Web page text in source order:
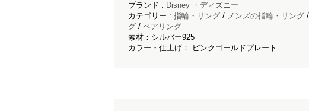
ブランド : Disney ・ディズニー
カテゴリー : 指輪・リング / メンズの指輪・リング /
グ / ペアリング
素材：シルバー925
カラー・仕上げ： ピンクゴールドプレート